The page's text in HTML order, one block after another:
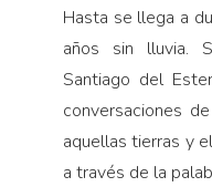
Hasta se llega a
años sin lluvia.
Santiago del
conversaciones
aquellas tierras y
a través de la